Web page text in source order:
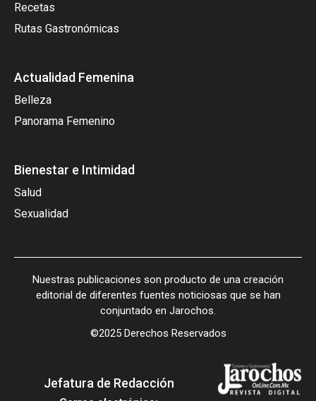
Recetas
Rutas Gastronómicas
Actualidad Femenina
Belleza
Panorama Femenino
Bienestar e Intimidad
Salud
Sexualidad
Nuestras publicaciones son producto de una creación
editorial de diferentes fuentes noticiosas que se han
conjuntado en Jarochos.
©2025 Derechos Reservados
Jefatura de Redacción